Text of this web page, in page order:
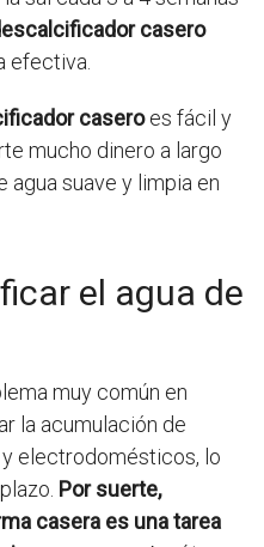
casero
efectiva.
caseroes fácil y
mucho dinero a largo
agua suave y limpia en
el agua de
muy común en
la acumulación de
electrodomésticos, lo
Por suerte,
casera es una tarea